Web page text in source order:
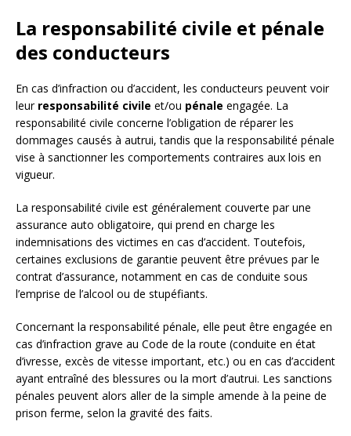
La responsabilité civile et pénale
des conducteurs
En cas d’infraction ou d’accident, les conducteurs peuvent voir
leur responsabilité civile et/ou pénale engagée. La
responsabilité civile concerne l’obligation de réparer les
dommages causés à autrui, tandis que la responsabilité pénale
vise à sanctionner les comportements contraires aux lois en
vigueur.
La responsabilité civile est généralement couverte par une
assurance auto obligatoire, qui prend en charge les
indemnisations des victimes en cas d’accident. Toutefois,
certaines exclusions de garantie peuvent être prévues par le
contrat d’assurance, notamment en cas de conduite sous
l’emprise de l’alcool ou de stupéfiants.
Concernant la responsabilité pénale, elle peut être engagée en
cas d’infraction grave au Code de la route (conduite en état
d’ivresse, excès de vitesse important, etc.) ou en cas d’accident
ayant entraîné des blessures ou la mort d’autrui. Les sanctions
pénales peuvent alors aller de la simple amende à la peine de
prison ferme, selon la gravité des faits.